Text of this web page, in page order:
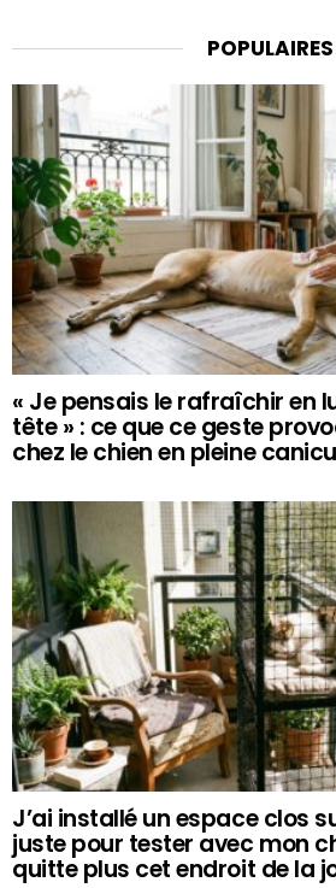
POPULAIRES
« Je pensais le rafraîchir en
tête » : ce que ce geste
chez le chien en pleine
J’ai installé un espace clos
juste pour tester avec mon
quitte plus cet endroit de la